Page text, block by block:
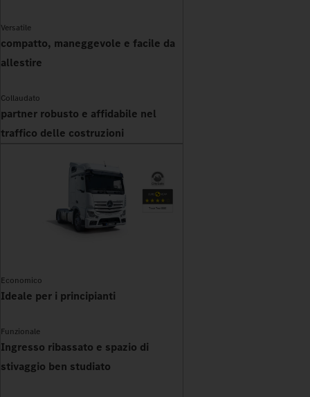
Versatile
compatto, maneggevole e facile da
allestire
Collaudato
partner robusto e affidabile nel
traffico delle costruzioni
Economico
Ideale per i principianti
Funzionale
Ingresso ribassato e spazio di
stivaggio ben studiato